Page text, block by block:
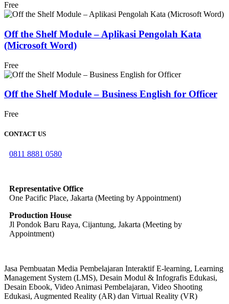
Free
Off the Shelf Module – Aplikasi Pengolah Kata
(Microsoft Word)
Free
Off the Shelf Module – Business English for Officer
Free
CONTACT US
0811 8881 0580
Representative Office
One Pacific Place, Jakarta (Meeting by Appointment)
Production House
Jl Pondok Baru Raya, Cijantung, Jakarta (Meeting by
Appointment)
Jasa Pembuatan Media Pembelajaran Interaktif E-learning, Learning
Management System (LMS), Desain Modul & Infografis Edukasi,
Desain Ebook, Video Animasi Pembelajaran, Video Shooting
Edukasi, Augmented Reality (AR) dan Virtual Reality (VR)